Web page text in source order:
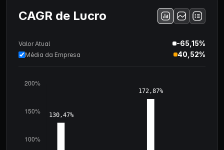
CAGR de Lucro
Valor Atual -65,15%
Média da Empresa 40,52%